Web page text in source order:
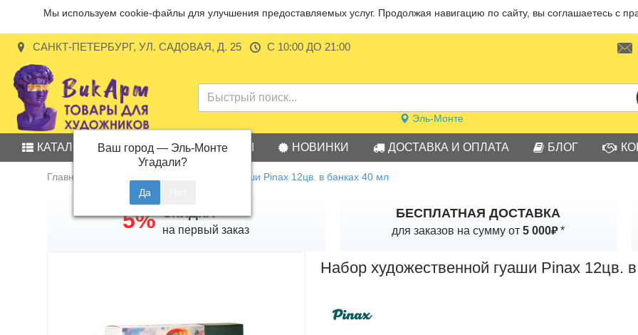
Мы используем cookie-файлы для улучшения предоставляемых услуг. Продолжая навигацию по сайту, вы соглашаетесь с
САНКТ-ПЕТЕРБУРГ, УЛ. САДОВАЯ, Д. 25 С 10:00 ДО 21:00
Эль-Монте
Ваш город — Эль-Монте
Угадали?
КАТАЛОГ АКЦИИ БРЕНДЫ НОВИНКИ ДОСТАВКА И ОПЛАТА БЛОГ
Главная Набор художественной гуаши Pinax 12цв. в банках 40 мл
5% СКИДКА
на первый заказ
БЕСПЛАТНАЯ ДОСТАВКА
для заказов на сумму от5 000₽*
Набор художественной гуаши Pinax 12цв.